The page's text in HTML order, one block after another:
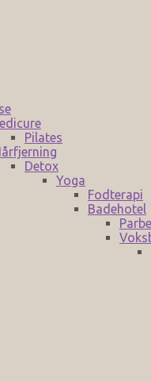
Pilates
Detox
Yoga
Fodterapi
Badehotel